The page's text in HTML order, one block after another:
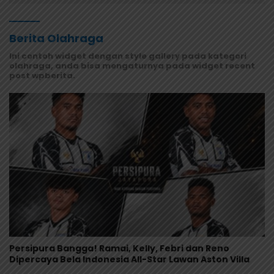
Berita Olahraga
Ini contoh widget dengan style gallery pada kategori
olahraga, anda bisa mengaturnya pada widget recent
post wpberita.
Persipura Bangga! Ramai, Kelly, Febri dan Reno
Dipercaya Bela Indonesia All-Star Lawan Aston Villa